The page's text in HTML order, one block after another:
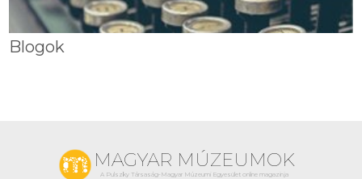
Blogok
MAGYAR MÚZEUMOK
A Pulszky Társaság-Magyar Múzeumi Egyesület online magazinja